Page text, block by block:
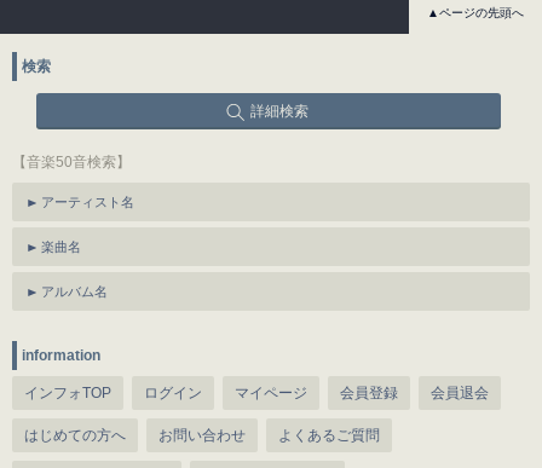
▲ページの先頭へ
検索
詳細検索
【音楽50音検索】
アーティスト名
楽曲名
アルバム名
information
インフォTOP ログイン マイページ 会員登録 会員退会
はじめての方へ お問い合わせ よくあるご質問